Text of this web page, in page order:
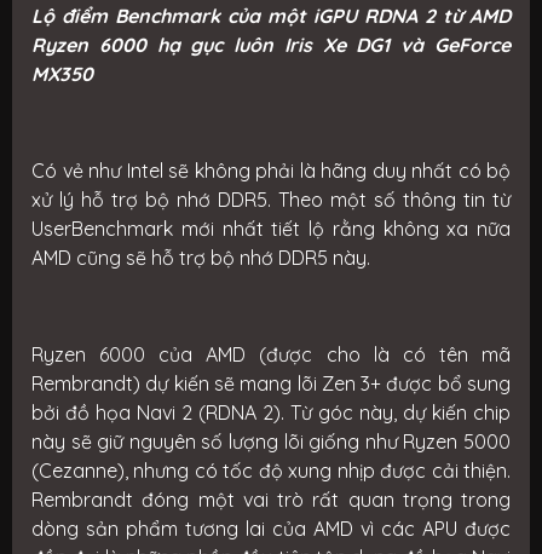
Lộ điểm Benchmark của một iGPU RDNA 2 từ AMD
Ryzen 6000 hạ gục luôn Iris Xe DG1 và GeForce
MX350
Có vẻ như Intel sẽ không phải là hãng duy nhất có bộ
xử lý hỗ trợ bộ nhớ DDR5. Theo một số thông tin từ
UserBenchmark mới nhất tiết lộ rằng không xa nữa
AMD cũng sẽ hỗ trợ bộ nhớ DDR5 này.
Ryzen 6000 của AMD (được cho là có tên mã
Rembrandt) dự kiến ​​sẽ mang lõi Zen 3+ được bổ sung
bởi đồ họa Navi 2 (RDNA 2). Từ góc này, dự kiến chip
này sẽ giữ nguyên số lượng lõi giống như Ryzen 5000
(Cezanne), nhưng có tốc độ xung nhịp được cải thiện.
Rembrandt đóng một vai trò rất quan trọng trong
dòng sản phẩm tương lai của AMD vì các APU được